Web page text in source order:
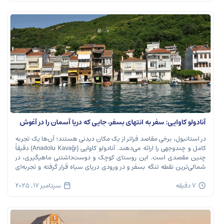
آنادولو کاوایی: سفر به انتهای بسفر، جایی که دریا آسمان را در آغوش
می‌گیرد
در استانبول، برخی مقاصد فراتر از یک مکان دیدنی هستند؛ آن‌ها یک تجربه
کامل و چندوجهی را ارائه می‌دهند. آنادولو کاوایی (Anadolu Kavağı) دقیقاً
چنین مقصدی است. این روستای کوچک و دوست‌داشتنی ماهیگیری، در
شمالی‌ترین نقطه تنگه بسفر و در ورودی دریای سیاه قرار گرفته و تجربه‌ای
بی‌نظیر از تاریخ، طبیعت و طعم‌های اصیل را […]
7 دقیقه سپتامبر 17, 2025